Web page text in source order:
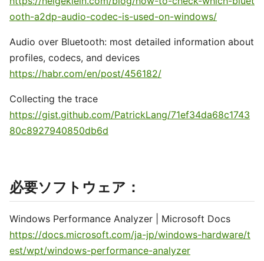
ooth-a2dp-audio-codec-is-used-on-windows/
Audio over Bluetooth: most detailed information about
profiles, codecs, and devices
https://habr.com/en/post/456182/
Collecting the trace
https://gist.github.com/PatrickLang/71ef34da68c1743
80c8927940850db6d
必要ソフトウェア：
Windows Performance Analyzer | Microsoft Docs
https://docs.microsoft.com/ja-jp/windows-hardware/t
est/wpt/windows-performance-analyzer